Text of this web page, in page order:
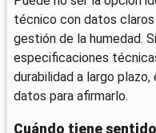
técnico con datos
gestión de la humedad.
especificaciones
durabilidad a largo
datos para afirmarlo.
Cuándo tiene